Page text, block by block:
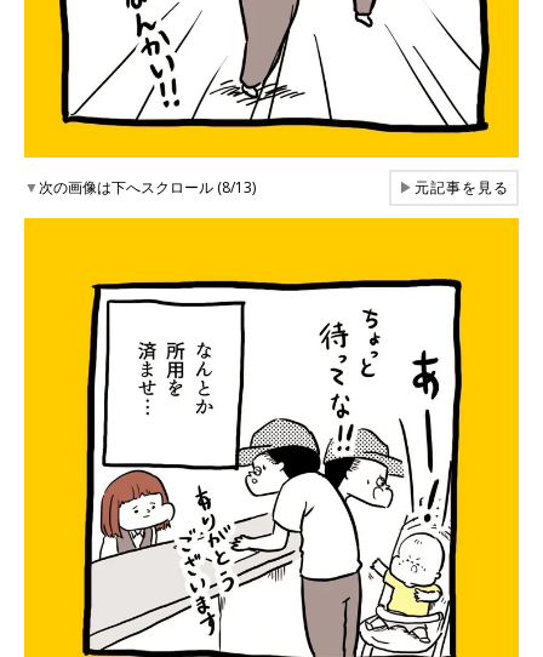
▼次の画像は下へスクロール (8/13) ▶元記事を見る